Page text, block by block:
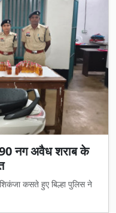
नग अवैध शराब के
कसते हुए बिल्हा पुलिस ने